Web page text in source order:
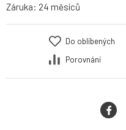
Záruka: 24 měsíců
Do oblíbených
Porovnání